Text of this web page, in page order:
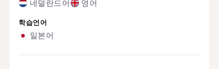
네덜란드어 영어
학습언어
일본어